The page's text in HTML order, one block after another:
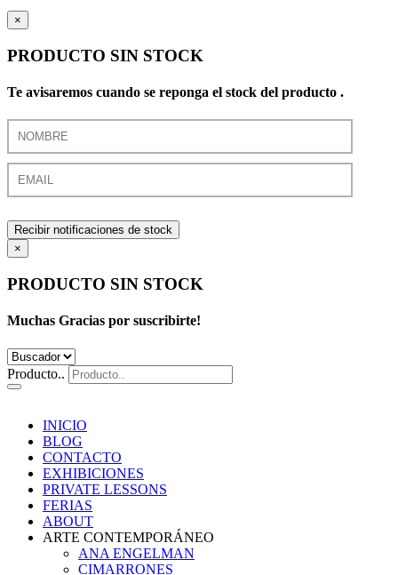
×
PRODUCTO SIN STOCK
Te avisaremos cuando se reponga el stock del producto .
Recibir notificaciones de stock
×
PRODUCTO SIN STOCK
Muchas Gracias por suscribirte!
Producto..
INICIO
BLOG
CONTACTO
EXHIBICIONES
PRIVATE LESSONS
FERIAS
ABOUT
ARTE CONTEMPORÁNEO
ANA ENGELMAN
CIMARRONES